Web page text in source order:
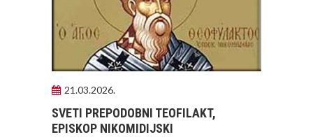
21.03.2026.
SVETI PREPODOBNI TEOFILAKT,
EPISKOP NIKOMIDIJSKI